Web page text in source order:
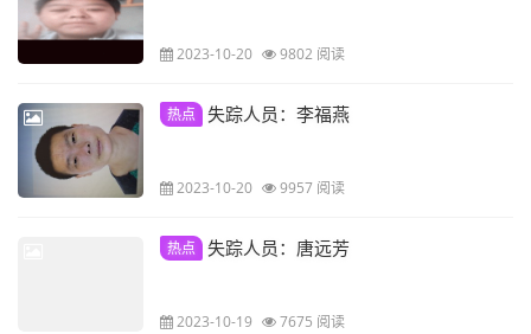
2023-10-20 9802 阅读
热点 失踪人员：李福燕
2023-10-20 9957 阅读
热点 失踪人员：唐远芳
2023-10-19 7675 阅读